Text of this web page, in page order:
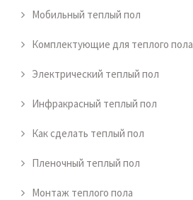
Мобильный теплый пол
Комплектующие для теплого пола
Электрический теплый пол
Инфракрасный теплый пол
Как сделать теплый пол
Пленочный теплый пол
Монтаж теплого пола